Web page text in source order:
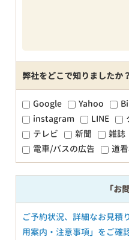
弊社をどこで知りました
Google Yahoo
instagram
LINE
テレビ
新聞 雑誌
電車/バスの広告
道
「お
ご予約状況、詳細なお見積
用案内・注意事項」をご確